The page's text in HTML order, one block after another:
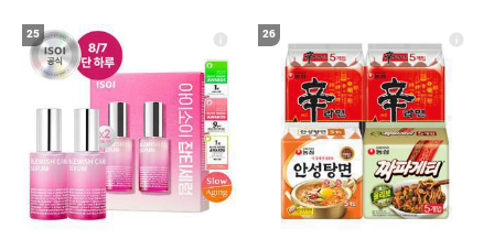
25 26